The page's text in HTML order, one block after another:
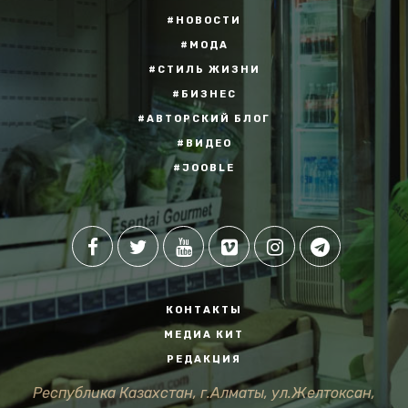
#НОВОСТИ
#МОДА
#СТИЛЬ ЖИЗНИ
#БИЗНЕС
#АВТОРСКИЙ БЛОГ
#ВИДЕО
#JOOBLE
КОНТАКТЫ
МЕДИА КИТ
РЕДАКЦИЯ
Республика Казахстан, г.Алматы, ул.Желтоксан,